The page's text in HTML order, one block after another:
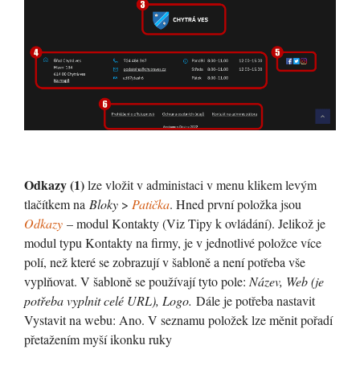
Odkazy (1)lze vložit v administaci v menu klikem levým
tlačítkem na Bloky > Patička. Hned první položka jsou
Odkazy – modul Kontakty (Viz Tipy k ovládání). Jelikož je
modul typu Kontakty na firmy, je v jednotlivé položce více
polí, než které se zobrazují v šabloně a není potřeba vše
vyplňovat. V šabloně se používají tyto pole: Název, Web (je
potřeba vyplnit celé URL), Logo. Dále je potřeba nastavit
Vystavit na webu: Ano. V seznamu položek lze měnit pořadí
přetažením myší ikonku ruky